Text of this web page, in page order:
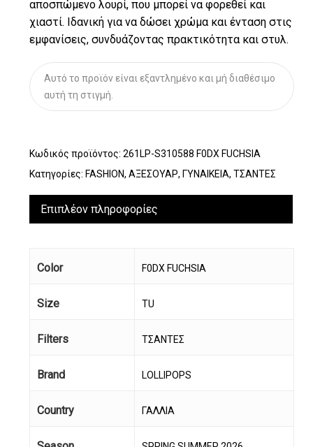
αποσπώμενο λουρί, που μπορεί να φορεθεί και
χιαστί. Ιδανική για να δώσει χρώμα και ένταση στις
εμφανίσεις, συνδυάζοντας πρακτικότητα και στυλ.
Αυτό το προϊόν είναι εξαντλημένο και μή διαθέσιμο
αυτή τη στιγμή.
Κωδικός προϊόντος: 261LP-S310588 F0DX FUCHSIA
Κατηγορίες: FASHION, ΑΞΕΣΟΥΑΡ, ΓΥΝΑΙΚΕΙΑ, ΤΣΑΝΤΕΣ
Επιπλέον πληροφορίες
Color F0DX FUCHSIA
Size TU
Filters ΤΣΑΝΤΕΣ
Brand LOLLIPOPS
Country ΓΑΛΛΙΑ